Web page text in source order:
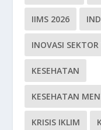
IIMS 2026
INOVASI
KESEHATAN
KESEHATAN
KRISIS IKLIM